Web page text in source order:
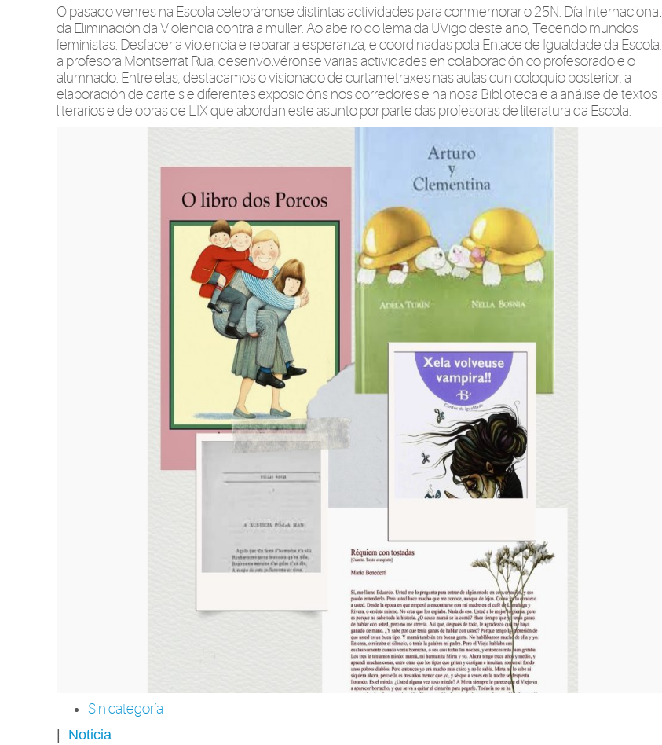
O pasado venres na Escola celebráronse distintas actividades para conmemorar o 25N: Día Internacional
da Eliminación da Violencia contra a muller. Ao abeiro do lema da UVigo deste ano, Tecendo mundos
feministas. Desfacer a violencia e reparar a esperanza, e coordinadas pola Enlace de Igualdade da Escola,
a profesora Montserrat Rúa, desenvolvéronse varias actividades en colaboración co profesorado e o
alumnado. Entre elas, destacamos o visionado de curtametraxes nas aulas cun coloquio posterior, a
elaboración de carteis e diferentes exposicións nos corredores e na nosa Biblioteca e a análise de textos
literarios e de obras de LIX que abordan este asunto por parte das profesoras de literatura da Escola.
Sin categoría
Noticia